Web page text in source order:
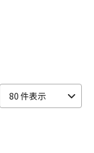
80 件表示